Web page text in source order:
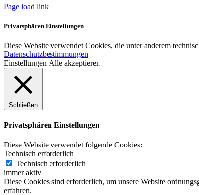
Page load link
Privatsphären Einstellungen
Diese Website verwendet Cookies, die unter anderem
Datenschutzbestimmungen
Einstellungen Alle akzeptieren
Schließen
Privatsphären Einstellungen
Diese Website verwendet folgende Cookies:
Technisch erforderlich
Technisch erforderlich
immer aktiv
Diese Cookies sind erforderlich, um unsere Website
erfahren.